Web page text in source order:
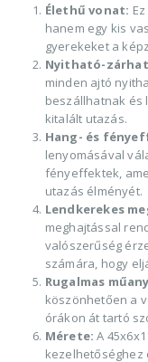
Élethű vonat:
hanem egy kis
gyerekeket a
Nyitható-
minden ajtó
beszállhatnak és
kitalált utazás.
Hang- és
lenyomásával
fényeffektek,
utazás élményét.
Lendkerekes
meghajtással
valószerűség
számára, hogy
Rugalmas
köszönhetően a
órákon át tartó
Mérete: A
kezelhetőséghez